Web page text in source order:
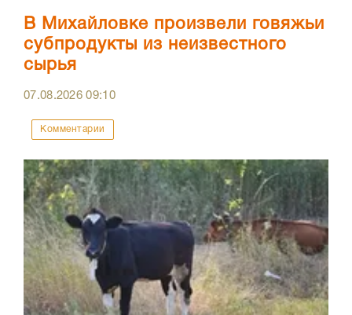
В Михайловке произвели говяжьи
субпродукты из неизвестного
сырья
07.08.202609:10
Комментарии